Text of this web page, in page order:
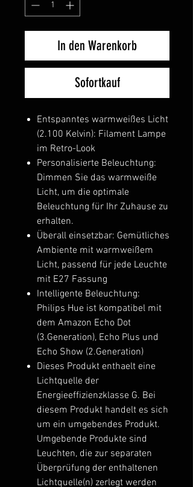
In den Warenkorb
Sofortkauf
Entspanntes warmweißes Licht
(2.100 Kelvin): Filament Lampe
im Retro-Look
Personalisierte Beleuchtung:
Dimmen Sie das warmweiße
Licht, um die optimale
Beleuchtung für Ihr Zuhause zu
erhalten.
Überall einsetzbar: Gemütliches
Ambiente mit warmweißem
Licht, passend für jede Leuchte
mit E27 Fassung
Intelligente Beleuchtung:
Philips Hue ist kompatibel mit
dem Amazon Echo Dot
(3.Generation), Echo Plus und
Echo Show (2.Generation)
Dieses Produkt enthaelt eine
Lichtquelle der
Energieeffizienzklasse G. Bei
diesem Produkt handelt es sich
um ein umgebendes Produkt.
Umgebende Produkte sind
Leuchten, die zur separaten
Überprüfung der enthaltenen
Lichtquelle(n) zerlegt werden